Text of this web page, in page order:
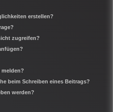
erstellen?
zugreifen?
melden?
beim Schreiben eines Beitrags?
werden?